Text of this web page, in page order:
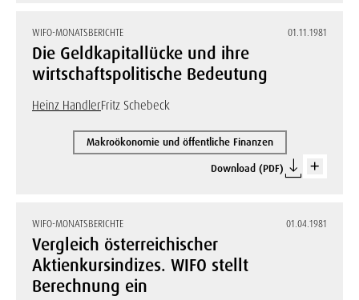
WIFO-MONATSBERICHTE 01.11.1981
Die Geldkapitallücke und ihre
wirtschaftspolitische Bedeutung
Heinz HandlerFritz Schebeck
Makroökonomie und öffentliche Finanzen
Download (PDF)
WIFO-MONATSBERICHTE 01.04.1981
Vergleich österreichischer
Aktienkursindizes. WIFO stellt
Berechnung ein